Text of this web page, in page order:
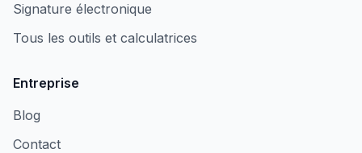
Signature électronique
Tous les outils et calculatrices
Entreprise
Blog
Contact